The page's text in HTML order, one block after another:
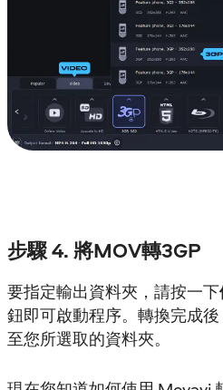
步驟 4. 將MOV轉3GP
要指定輸出資料夾，請按一下
鈕即可啟動程序。轉換完成
至您所選取的資料夾。